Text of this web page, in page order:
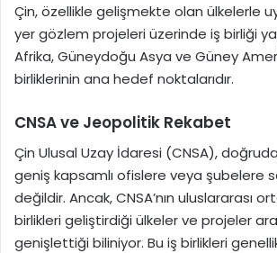
Çin, özellikle gelişmekte olan ülkelerle
yer gözlem projeleri üzerinde iş birliği
Afrika, Güneydoğu Asya ve Güney
birliklerinin ana hedef noktalarıdır.
CNSA ve Jeopolitik Rekabet
Çin Ulusal Uzay İdaresi (CNSA),
geniş kapsamlı ofislere veya şubelere
değildir. Ancak, CNSA’nın uluslararası
birlikleri geliştirdiği ülkeler ve projeler
genişlettiği biliniyor. Bu iş birlikleri